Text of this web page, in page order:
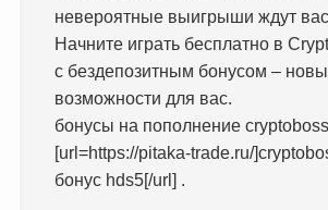
невероятные выигрыши ждут
Начните играть бесплатно в
с бездепозитным бонусом –
возможности для вас.
бонусы на пополнение cryptoboss
[url=https://pitaka-trade.ru/
бонус hds5[/url] .